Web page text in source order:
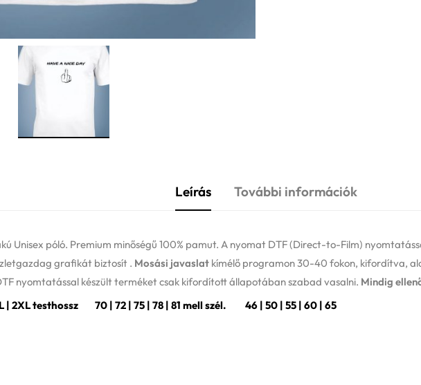
Leírás További információk
Unisex póló. Premium minőségű 100% pamut. A nyomat DTF (Direct-to-Film)
grafikát biztosít . Mosási javaslat kímélő programon 30-40 fokon, kifordítva,
nyomtatással készült terméket csak kifordított állapotában szabad vasalni. Mindig
| 2XL testhossz 70 | 72 | 75 | 78 | 81 mell szél. 46 | 50 | 55 | 60 | 65